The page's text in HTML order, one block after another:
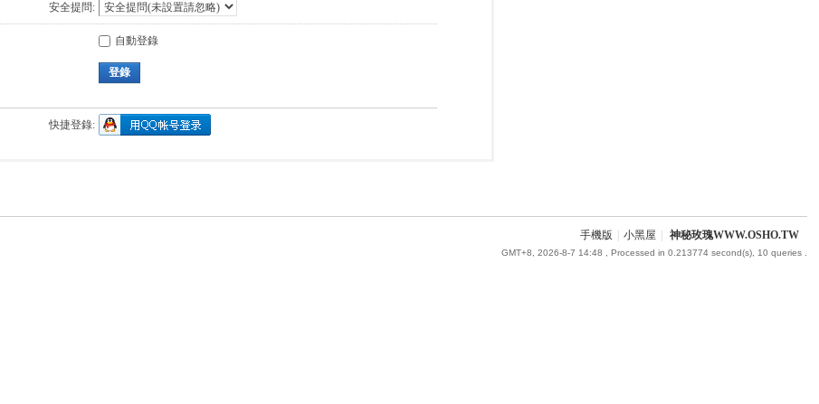
安全提問:
自動登錄
登錄
快捷登錄:
手機版 小黑屋 神秘玫瑰WWW.OSHO.TW
GMT+8, 2026-8-7 14:48 , Processed in 0.213774 second(s), 10 queries .